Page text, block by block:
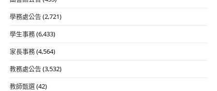
學務處公告(2,721)
學生事務(6,433)
家長事務(4,564)
教務處公告(3,532)
教師甄選(42)